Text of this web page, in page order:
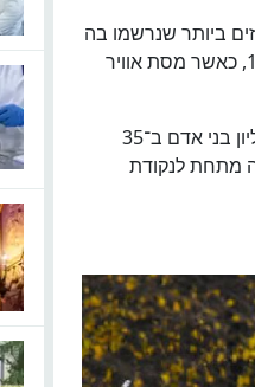
ביותר שנרשמו בה
מזה דורות. ביום חמישי ושישי צפויים להישבר שיאים שקבעו את עצמם עוד בסוף המאה ה־19, כאשר מסת אוויר
בהמשך, מערכת קפואה נוספת עשויה להגיע בסוף השבוע ובשבוע הבא. בסך הכול, כ־80 מיליון בני אדם ב־35
מתחת לנקודת